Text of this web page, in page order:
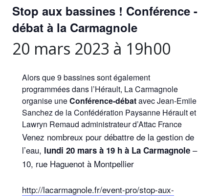
Stop aux bassines ! Conférence -
débat à la Carmagnole
20 mars 2023 à 19h00
Alors que 9 bassines sont également
programmées dans l’Hérault, La Carmagnole
organise uneConférence-débatavec Jean-Emile
Sanchez de la Confédération Paysanne Hérault et
Lawryn Remaud administrateur d’Attac France
Venez nombreux pour débattre de la gestion de
l’eau, lundi 20 mars à 19 h à La Carmagnole –
10, rue Haguenot à Montpellier
http://lacarmagnole.fr/event-pro/stop-aux-